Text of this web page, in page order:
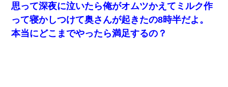
私は家が貧しくて、手に職をつけようと看護師になった。だけど
卒業を控えた年の1月末、車にひかれて看護師になれなくなった。
思って深夜に泣いたら俺がオムツかえてミルク作
って寝かしつけて奥さんが起きたの8時半だよ。
本当にどこまでやったら満足するの？